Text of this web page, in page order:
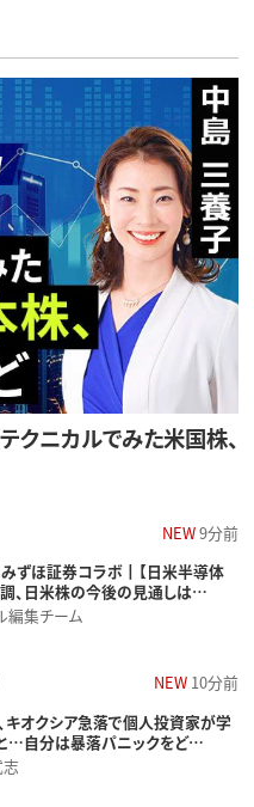
クニカルでみた米国株、
NEW9分前
みずほ証券コラボ┃【日米半導体
、日米株の今後の見通しは…
編集チーム
NEW10分前
キオクシア急落で個人投資家が学
…自分は暴落パニックをど…